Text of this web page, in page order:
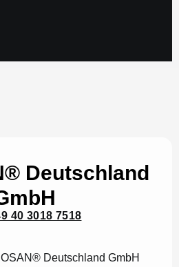
Deutschland
40 3018 7518
Deutschland GmbH